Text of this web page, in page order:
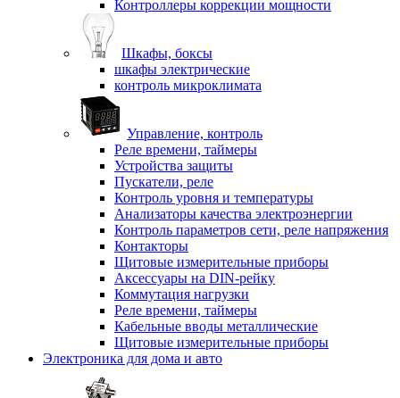
Контроллеры коррекции мощности
Шкафы, боксы
шкафы электрические
контроль микроклимата
Управление, контроль
Реле времени, таймеры
Устройства защиты
Пускатели, реле
Контроль уровня и температуры
Анализаторы качества электроэнергии
Контроль параметров сети, реле напряжения
Контакторы
Щитовые измерительные приборы
Аксессуары на DIN-рейку
Коммутация нагрузки
Реле времени, таймеры
Кабельные вводы металлические
Щитовые измерительные приборы
Электроника для дома и авто